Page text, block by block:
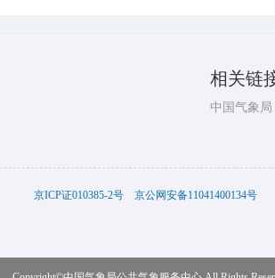
相关链
中国气象局
京ICP证010385-2号 京公网安备11041400134号